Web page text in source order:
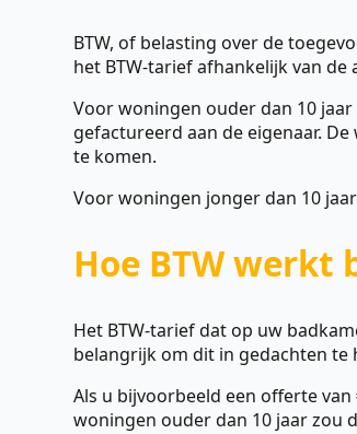
BTW, of belasting over de
het BTW-tarief afhankelijk van
Voor woningen ouder dan 10
gefactureerd aan de eigenaar.
te komen.
Voor woningen jonger dan 10
Hoe BTW werkt
Het BTW-tarief dat op uw
belangrijk om dit in gedachten te
Als u bijvoorbeeld een offerte
woningen ouder dan 10 jaar zou